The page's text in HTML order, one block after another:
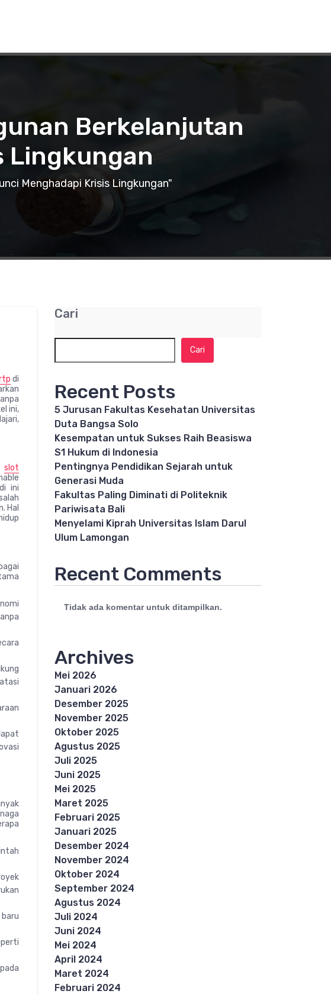
Berkelanjutan
Lingkungan
Menghadapi Krisis Lingkungan"
di
ini,
slot
ini
Hal
Cari
Cari
Recent Posts
5 Jurusan Fakultas Kesehatan Universitas
Duta Bangsa Solo
Kesempatan untuk Sukses Raih Beasiswa
S1 Hukum di Indonesia
Pentingnya Pendidikan Sejarah untuk
Generasi Muda
Fakultas Paling Diminati di Politeknik
Pariwisata Bali
Menyelami Kiprah Universitas Islam Darul
Ulum Lamongan
Recent Comments
Tidak ada komentar untuk ditampilkan.
Archives
Mei 2026
Januari 2026
Desember 2025
November 2025
Oktober 2025
Agustus 2025
Juli 2025
Juni 2025
Mei 2025
Maret 2025
Februari 2025
Januari 2025
Desember 2024
November 2024
Oktober 2024
September 2024
Agustus 2024
Juli 2024
Juni 2024
Mei 2024
April 2024
Maret 2024
Februari 2024